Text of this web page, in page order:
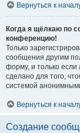
Вернуться к
Когда я щёлкаю по
конференцию!
Только
сообщения другим
форму, и только
сделано для того,
системой
Вернуться к
Создание